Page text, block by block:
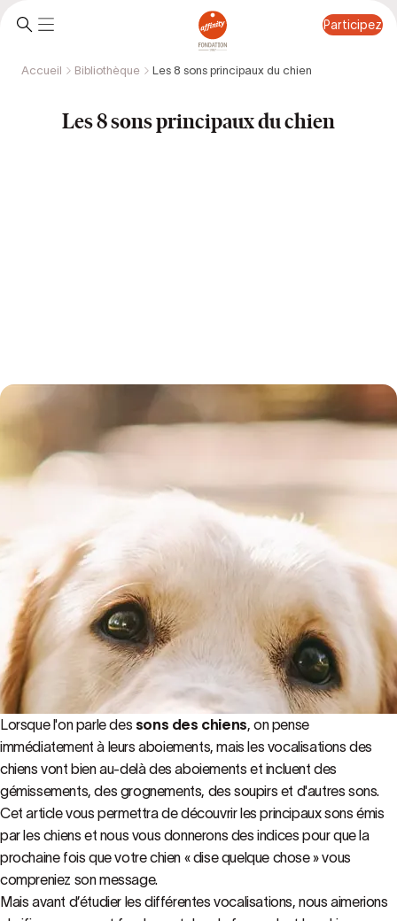
Participez
Accueil Bibliothèque Les 8 sons principaux du chien
Les 8 sons principaux du chien
Lorsque l'on parle des sons des chiens, on pense
immédiatement à leurs aboiements, mais les vocalisations des
chiens vont bien au-delà des aboiements et incluent des
gémissements, des grognements, des soupirs et d'autres sons.
Cet article vous permettra de découvrir les principaux sons émis
par les chiens et nous vous donnerons des indices pour que la
prochaine fois que votre chien « dise quelque chose » vous
compreniez son message.
Mais avant d’étudier les différentes vocalisations, nous aimerions